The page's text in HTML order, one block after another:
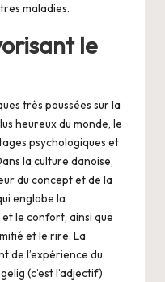
maladies.
le
très poussées sur la
heureux du monde, le
psychologiques et
la culture danoise,
du concept et de la
englobe la
le confort, ainsi que
et le rire. La
de l’expérience du
(c’est l’adjectif)